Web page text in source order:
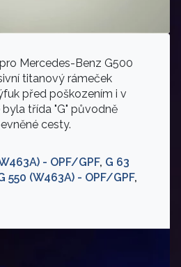
Mercedes-Benz G500
titanový rámeček
před poškozením i v
třída "G" původně
cesty.
- OPF/GPF, G 63
550 (W463A) - OPF/GPF,